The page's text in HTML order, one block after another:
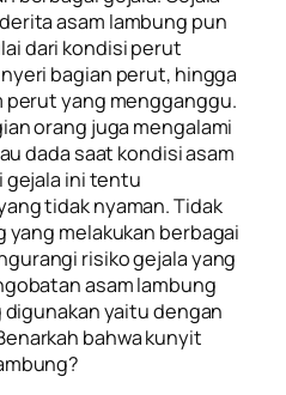
asam lambung pun
dari kondisi perut
bagian perut, hingga
perut yang mengganggu.
orang juga mengalami
dada saat kondisi asam
gejala ini tentu
tidak nyaman. Tidak
yang melakukan berbagai
risiko gejala yang
asam lambung
yaitu dengan
bahwa kunyit